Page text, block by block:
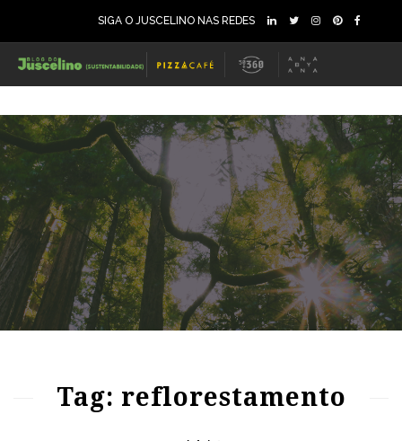
SIGA O JUSCELINO NAS REDES
Tag: reflorestamento